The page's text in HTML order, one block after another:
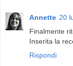
Annette 20
Finalmente
Inserita la
Rispondi